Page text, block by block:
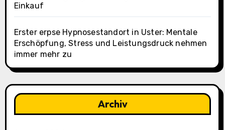
Einkauf
Erster erpse Hypnosestandort in Uster: Mentale
Erschöpfung, Stress und Leistungsdruck nehmen
immer mehr zu
Archiv